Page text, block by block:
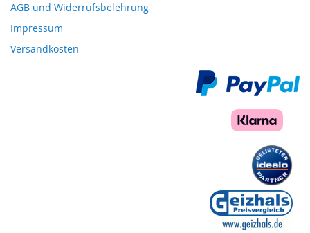
AGB und Widerrufsbelehrung
Impressum
Versandkosten